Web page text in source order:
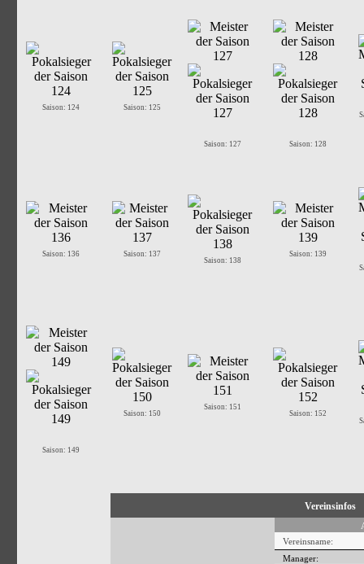
Saison: 124 Saison: 125
Saison: 127 Saison: 128
Saison: 136
Saison: 137
Saison: 138
Saison: 139
Saison: 149
Saison: 150
Saison: 151
Saison: 152
Vereinsinfos
Vereinsname:
Manager: